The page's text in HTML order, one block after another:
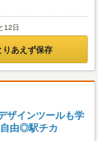
12日
りあえず保存
ザインツールも学
由◎駅チカ